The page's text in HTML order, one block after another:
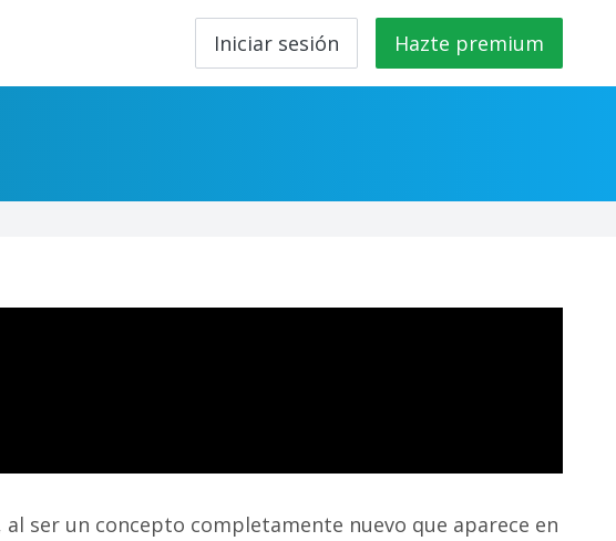
Iniciar sesión Hazte premium
al ser un concepto completamente nuevo que aparece en